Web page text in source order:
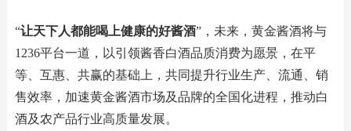
“让天下人都能喝上健康的好酱酒”，未来，黄金酱酒将与
1236平台一道，以引领酱香白酒品质消费为愿景，在平
等、互惠、共赢的基础上，共同提升行业生产、流通、销
售效率，加速黄金酱酒市场及品牌的全国化进程，推动白
酒及农产品行业高质量发展。